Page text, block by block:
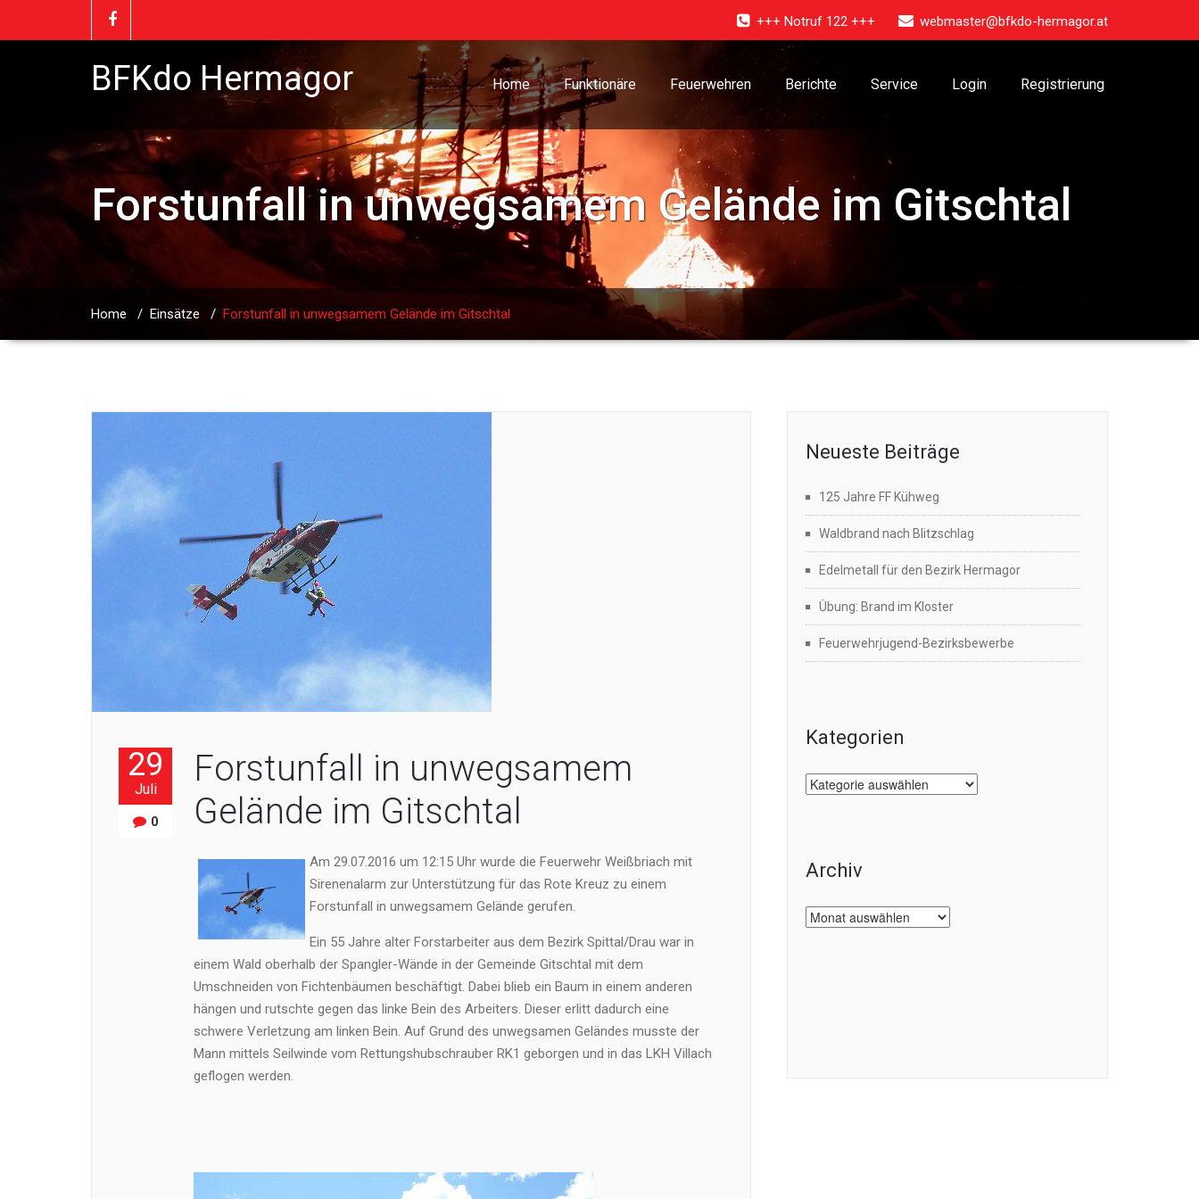
+++ Notruf 122 +++ webmaster@bfkdo-hermagor.at
BFKdo Hermagor Home Funktionäre Feuerwehren Berichte Service Login Registrierung
Forstunfall in unwegsamem Gelände im Gitschtal
Home / Einsätze / Forstunfall in unwegsamem Gelände im Gitschtal
29
Juli
0
Forstunfall in unwegsamem
Gelände im Gitschtal
Am 29.07.2016 um 12:15 Uhr wurde die Feuerwehr Weißbriach mit
Sirenenalarm zur Unterstützung für das Rote Kreuz zu einem
Forstunfall in unwegsamem Gelände gerufen.
Ein 55 Jahre alter Forstarbeiter aus dem Bezirk Spittal/Drau war in
einem Wald oberhalb der Spangler-Wände in der Gemeinde Gitschtal mit dem
Umschneiden von Fichtenbäumen beschäftigt. Dabei blieb ein Baum in einem anderen
hängen und rutschte gegen das linke Bein des Arbeiters. Dieser erlitt dadurch eine
schwere Verletzung am linken Bein. Auf Grund des unwegsamen Geländes musste der
Mann mittels Seilwinde vom Rettungshubschrauber RK1 geborgen und in das LKH Villach
geflogen werden.
Neueste Beiträge
125 Jahre FF Kühweg
Waldbrand nach Blitzschlag
Edelmetall für den Bezirk Hermagor
Übung: Brand im Kloster
Feuerwehrjugend-Bezirksbewerbe
Kategorien
Kategorien
Archiv
Archiv